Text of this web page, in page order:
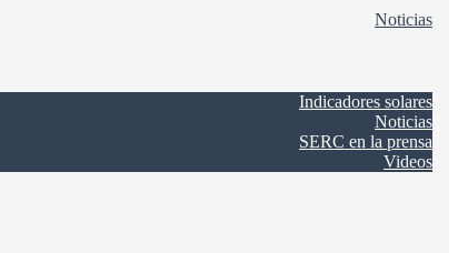
Noticias
Indicadores solares
Noticias
SERC en la prensa
Videos